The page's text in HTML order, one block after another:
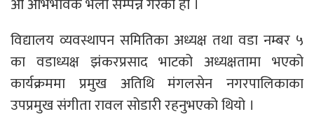
विद्यालय व्यवस्थापन समितिका अध्यक्ष तथा वडा नम्बर ५
का वडाध्यक्ष झंकरप्रसाद भाटको अध्यक्षतामा भएको
कार्यक्रममा प्रमुख अतिथि मंगलसेन नगरपालिकाका
उपप्रमुख संगीता रावल सोडारी रहनुभएको थियो ।